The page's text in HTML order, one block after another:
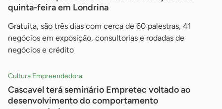
quinta-feira em Londrina
Gratuita, são três dias com cerca de 60 palestras, 41
negócios em exposição, consultorias e rodadas de
negócios e crédito
Cultura Empreendedora
Cascavel terá seminário Empretec voltado ao
desenvolvimento do comportamento